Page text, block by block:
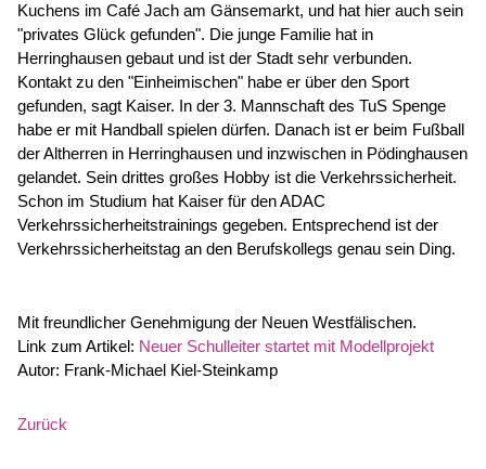
Kuchens im Café Jach am Gänsemarkt, und hat hier auch sein
"privates Glück gefunden". Die junge Familie hat in
Herringhausen gebaut und ist der Stadt sehr verbunden.
Kontakt zu den "Einheimischen" habe er über den Sport
gefunden, sagt Kaiser. In der 3. Mannschaft des TuS Spenge
habe er mit Handball spielen dürfen. Danach ist er beim Fußball
der Altherren in Herringhausen und inzwischen in Pödinghausen
gelandet. Sein drittes großes Hobby ist die Verkehrssicherheit.
Schon im Studium hat Kaiser für den ADAC
Verkehrssicherheitstrainings gegeben. Entsprechend ist der
Verkehrssicherheitstag an den Berufskollegs genau sein Ding.
Mit freundlicher Genehmigung der Neuen Westfälischen.
Link zum Artikel: Neuer Schulleiter startet mit Modellprojekt
Autor: Frank-Michael Kiel-Steinkamp
Zurück